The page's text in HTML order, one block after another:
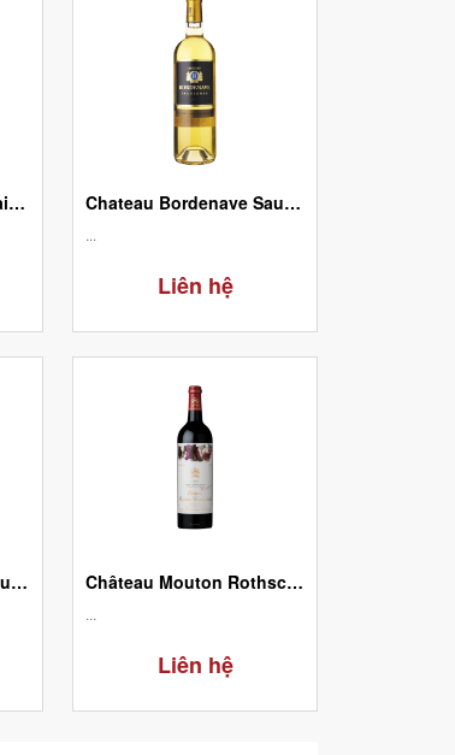
Coeur De Muscat De Saint Jean De Minervois Chateau Bordenave Sauternes
...
Liên hệ
Les Forts De Latour Pauillac 2006 Château Mouton Rothschild Pauillac Premier Grand Cru Classé 1992
...
Liên hệ